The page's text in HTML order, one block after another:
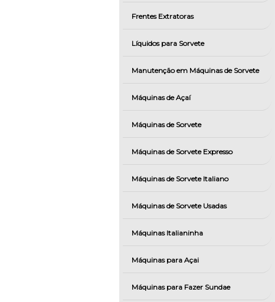
Frentes Extratoras
Líquidos para Sorvete
Manutenção em Máquinas de Sorvete
Máquinas de Açaí
Máquinas de Sorvete
Máquinas de Sorvete Expresso
Máquinas de Sorvete Italiano
Máquinas de Sorvete Usadas
Máquinas Italianinha
Máquinas para Açai
Máquinas para Fazer Sundae